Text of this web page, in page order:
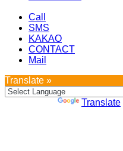
Call
SMS
KAKAO
CONTACT
Mail
Translate »
Translate